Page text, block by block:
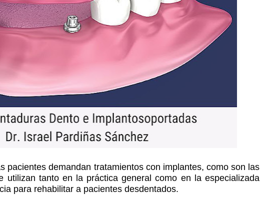
pacientes demandan tratamientos con implantes, como son las
utilizan tanto en la práctica general como en la especializada
para rehabilitar a pacientes desdentados.